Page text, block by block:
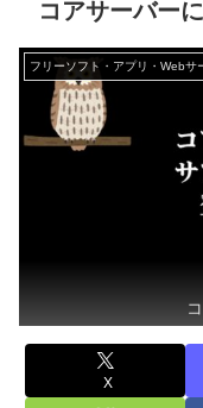
コアサーバー
フリーソフト・アプリ・Webサ
X